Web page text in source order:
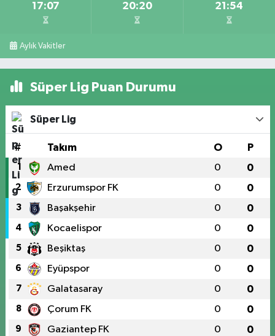
17:07 20:20 21:54
Aylık Vakitler
Süper Lig Puan Durumu
Süper Lig
# Takım O P
1 Amed 0 0
2 Erzurumspor FK 0 0
3 Başakşehir 0 0
4 Kocaelispor 0 0
5 Beşiktaş 0 0
6 Eyüpspor 0 0
7 Galatasaray 0 0
8 Çorum FK 0 0
9 Gaziantep FK 0 0